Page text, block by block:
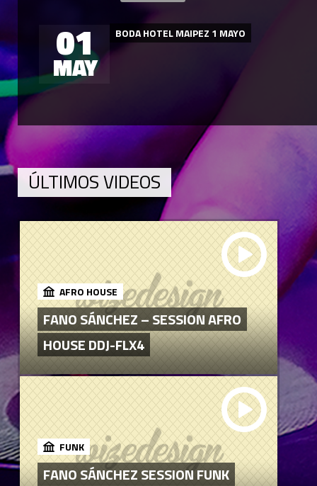
01
MAY
BODA HOTEL MAIPEZ 1 MAYO
ÚLTIMOS VIDEOS
AFRO HOUSE
FANO SÁNCHEZ – SESSION AFRO
HOUSE DDJ-FLX4
FUNK
FANO SÁNCHEZ SESSION FUNK